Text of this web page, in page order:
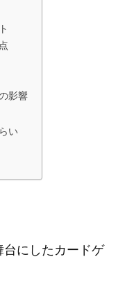
影響
い
にしたカードゲ